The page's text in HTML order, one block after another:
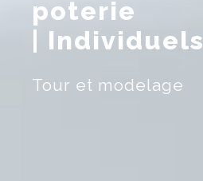
poterie
| Individuels
Tour et modelage